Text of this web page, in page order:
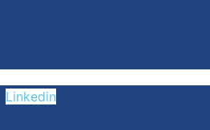
Linkedin